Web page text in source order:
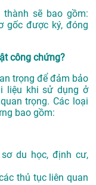
sẽ bao gồm:
gốc được ký, đóng
công chứng?
trọng để đảm bảo
liệu khi sử dụng ở
trọng. Các loại
bao gồm:
du học, định cư,
thủ tục liên quan